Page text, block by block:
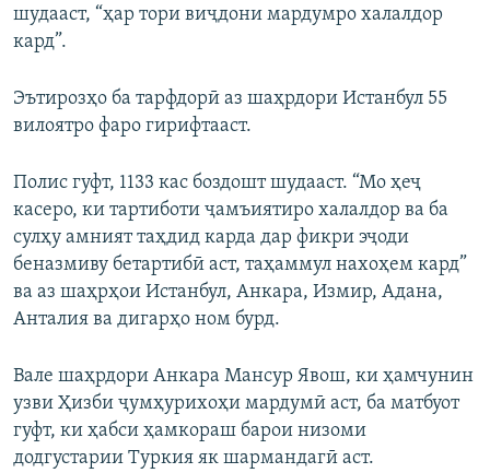
шудааст, “ҳар тори виҷдони мардумро халалдор
кард”.
Эътирозҳо ба тарфдорӣ аз шаҳрдори Истанбул 55
вилоятро фаро гирифтааст.
Полис гуфт, 1133 кас боздошт шудааст. “Мо ҳеҷ
касеро, ки тартиботи ҷамъиятиро халалдор ва ба
сулҳу амният таҳдид карда дар фикри эҷоди
беназмиву бетартибӣ аст, таҳаммул нахоҳем кард”
ва аз шаҳрҳои Истанбул, Анкара, Измир, Адана,
Анталия ва дигарҳо ном бурд.
Вале шаҳрдори Анкара Мансур Явош, ки ҳамчунин
узви Ҳизби ҷумҳурихоҳи мардумӣ аст, ба матбуот
гуфт, ки ҳабси ҳамкораш барои низоми
додгустарии Туркия як шармандагӣ аст.